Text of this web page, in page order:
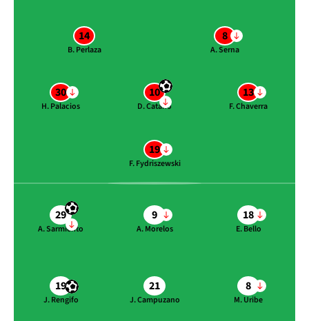
14
B. Perlaza
8
A. Serna
30
H. Palacios
10
D. Cataño
13
F. Chaverra
19
F. Fydriszewski
8
M. Uribe
21
J. Campuzano
19
J. Rengifo
18
E. Bello
9
A. Morelos
29
A. Sarmiento